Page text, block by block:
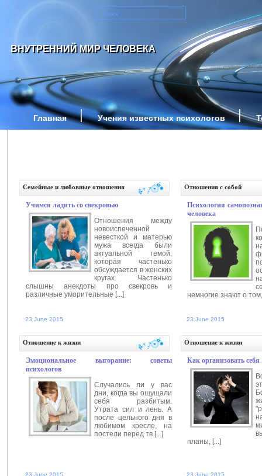
ВНУТРЕННИЙ МИР ЧЕЛОВЕКА
Главная Учения известных психологов
Семейные и любовные отношения
Учимся ладить со свекровью
Отношения между
новоиспеченной
невесткой и матерью
мужа всегда были
актуальной темой,
которая частенько
обсуждается в женских
кругах. Частенько
слышны анекдоты про свекровь и
различные уморительные [...]
23 June 2015
Отношения с собой
Психология
человека
немногие знают о
23 June 2015
Отношение к жизни
Эмоциональное выгорание: советы
психологов
Случались ли у вас
дни, когда вы ощущали
себя разбитым.
Утрата сил и лень. А
после цельного дня в
любимом кресле, на
постели перед тв [...]
23 June 2015
Отношение к жизни
Как организовать себя
планы, [...]
23 June 2015